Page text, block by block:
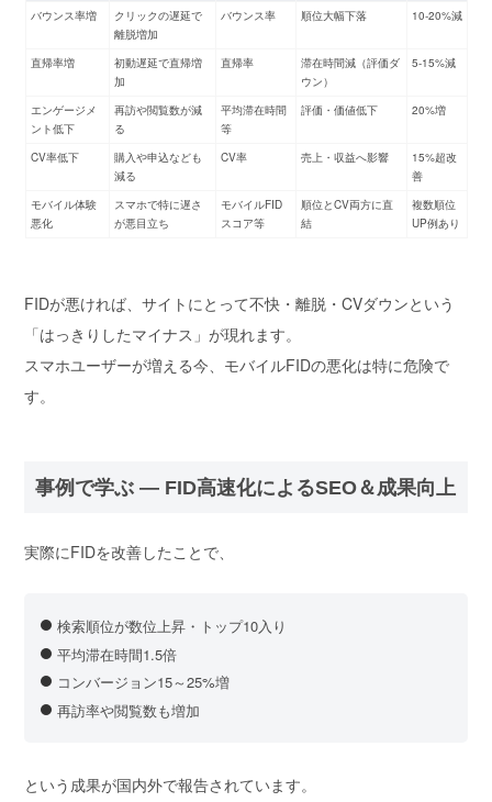
バウンス率増
クリックの遅延で
離脱増加
バウンス率 順位大幅下落 10-20%減
直帰率増
初動遅延で直帰増
加
直帰率
滞在時間減（評価ダ
ウン）
5-15%減
エンゲージメ
ント低下
再訪や閲覧数が減
る
平均滞在時間
等
評価・価値低下 20%増
CV率低下
購入や申込なども
減る
CV率 売上・収益へ影響
15%超改
善
モバイル体験
悪化
スマホで特に遅さ
が悪目立ち
モバイルFID
スコア等
順位とCV両方に直
結
複数順位
UP例あり
FIDが悪ければ、サイトにとって不快・離脱・CVダウンという
「はっきりしたマイナス」が現れます。
スマホユーザーが増える今、モバイルFIDの悪化は特に危険で
す。
事例で学ぶ ― FID高速化によるSEO＆成果向上
実際にFIDを改善したことで、
検索順位が数位上昇・トップ10入り
平均滞在時間1.5倍
コンバージョン15～25%増
再訪率や閲覧数も増加
という成果が国内外で報告されています。